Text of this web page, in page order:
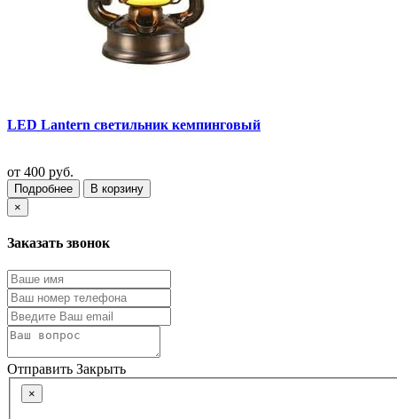
LED Lantern светильник кемпинговый
от 400 руб.
Подробнее
В корзину
×
Заказать звонок
Отправить Закрыть
×